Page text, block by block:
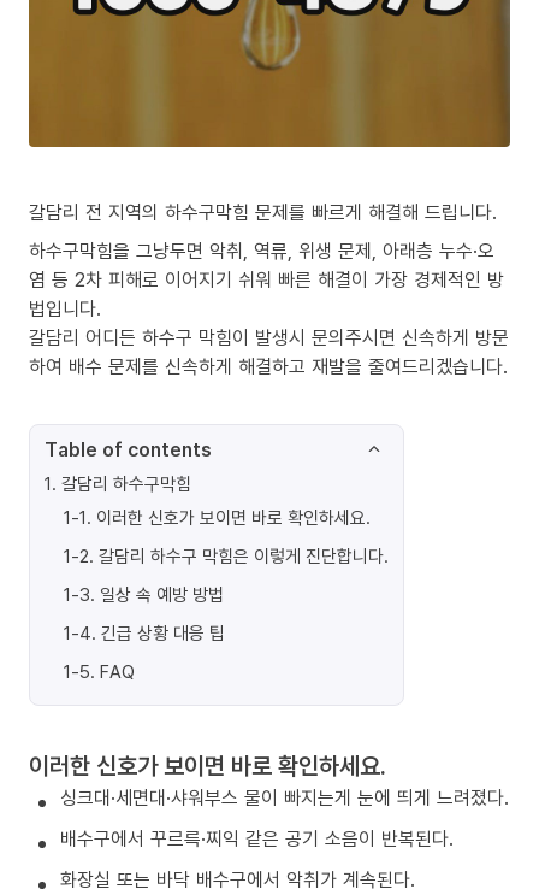
갈담리 전 지역의 하수구막힘 문제를 빠르게 해결해 드립니다.
하수구막힘을 그냥두면 악취, 역류, 위생 문제, 아래층 누수·오
염 등 2차 피해로 이어지기 쉬워 빠른 해결이 가장 경제적인 방
법입니다.
갈담리 어디든 하수구 막힘이 발생시 문의주시면 신속하게 방문
하여 배수 문제를 신속하게 해결하고 재발을 줄여드리겠습니다.
Table of contents
1. 갈담리 하수구막힘
1-1. 이러한 신호가 보이면 바로 확인하세요.
1-2. 갈담리 하수구 막힘은 이렇게 진단합니다.
1-3. 일상 속 예방 방법
1-4. 긴급 상황 대응 팁
1-5. FAQ
이러한 신호가 보이면 바로 확인하세요.
싱크대·세면대·샤워부스 물이 빠지는게 눈에 띄게 느려졌다.
배수구에서 꾸르륵·찌익 같은 공기 소음이 반복된다.
화장실 또는 바닥 배수구에서 악취가 계속된다.